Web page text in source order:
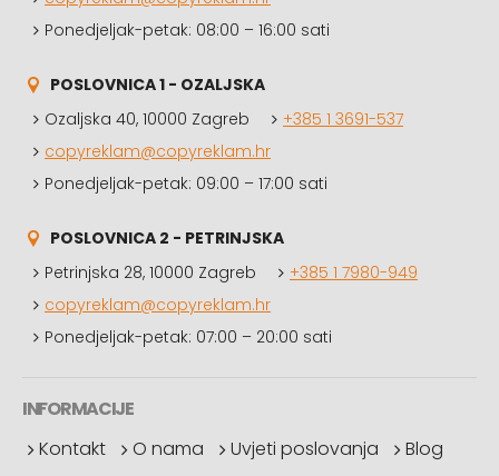
Ponedjeljak-petak: 08:00 – 16:00 sati
POSLOVNICA 1 - OZALJSKA
Ozaljska 40, 10000 Zagreb
+385 1 3691-537
copyreklam@copyreklam.hr
Ponedjeljak-petak: 09:00 – 17:00 sati
POSLOVNICA 2 - PETRINJSKA
Petrinjska 28, 10000 Zagreb
+385 1 7980-949
copyreklam@copyreklam.hr
Ponedjeljak-petak: 07:00 – 20:00 sati
INFORMACIJE
Kontakt
O nama Uvjeti poslovanja
Blog